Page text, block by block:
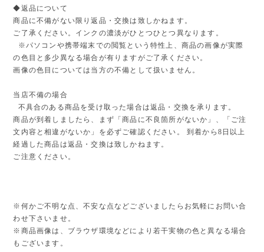
◆返品について
商品に不備がない限り返品・交換は致しかねます。
ご了承ください。インクの濃淡がひとつひとつ異なります。
※パソコンや携帯端末での閲覧という特性上、商品の画像が実際
の色目と多少異なる場合が有りますがご了承ください。
画像の色目については当方の不備として扱いません。
当店不備の場合
不具合のある商品を受け取った場合は返品・交換を承ります。
商品が到着しましたら、まず「商品に不良箇所がないか」、「ご注
文内容と相違がないか」を必ずご確認ください。 到着から8日以上
経過した商品は返品・交換は致しかねます。
ご注意ください。
※何かご不明な点、不安な点などございましたらお気軽にお問い合
わせ下さいませ。
※商品画像は、ブラウザ環境などにより若干実物の色と異なる場合
もございます。